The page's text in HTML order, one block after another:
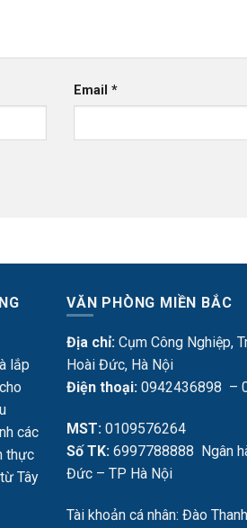
Email*
lắp
các
thực
Tây
VĂN PHÒNG MIỀN BẮC
Địa chỉ: Cụm Công Nghiệp,
Hoài Đức, Hà Nội
Điện thoại: 0942436898 –
MST: 0109576264
Số TK: 6997788888 Ngân
Đức – TP Hà Nội
Tài khoản cá nhân: Đào